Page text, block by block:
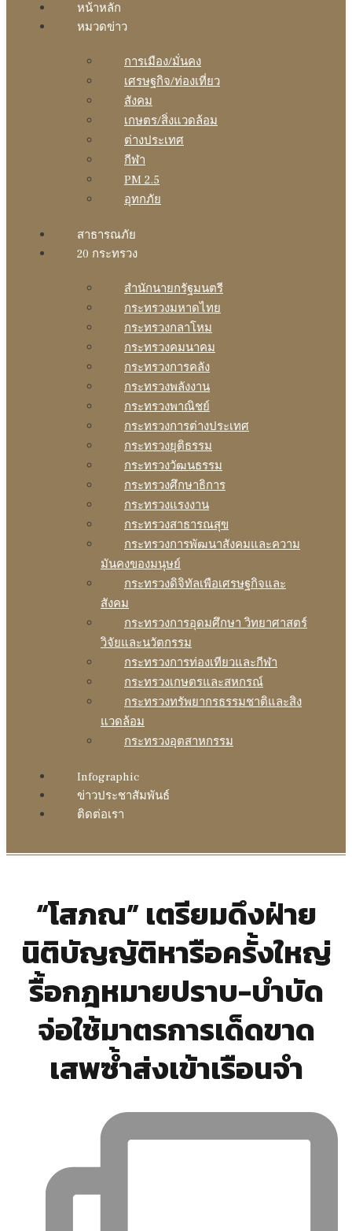
หน้าหลัก
หมวดข่าว
การเมือง/มั่นคง
เศรษฐกิจ/ท่องเที่ยว
สังคม
เกษตร/สิ่งแวดล้อม
ต่างประเทศ
กีฬา
PM 2.5
อุทกภัย
สาธารณภัย
20 กระทรวง
สํานักนายกรัฐมนตรี
กระทรวงมหาดไทย
กระทรวงกลาโหม
กระทรวงคมนาคม
กระทรวงการคลัง
กระทรวงพลังงาน
กระทรวงพาณิชย์
กระทรวงการต่างประเทศ
กระทรวงยุติธรรม
กระทรวงวัฒนธรรม
กระทรวงศึกษาธิการ
กระทรวงแรงงาน
กระทรวงสาธารณสุข
กระทรวงการพัฒนาสังคมและความ
มันคงของมนุษย์
กระทรวงดิจิทัลเพือเศรษฐกิจและ
สังคม
กระทรวงการอุดมศึกษา วิทยาศาสตร์
วิจัยและนวัตกรรม
กระทรวงการท่องเทียวและกีฬา
กระทรวงเกษตรและสหกรณ์
กระทรวงทรัพยากรธรรมชาติและสิง
แวดล้อม
กระทรวงอุตสาหกรรม
Infographic
ข่าวประชาสัมพันธ์
ติดต่อเรา
“โสภณ” เตรียมดึงฝ่าย
นิติบัญญัติหารือครั้งใหญ่
รื้อกฎหมายปราบ-บำบัด
จ่อใช้มาตรการเด็ดขาด
เสพซ้ำส่งเข้าเรือนจำ